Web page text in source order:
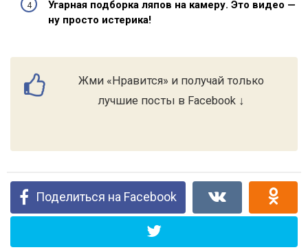
Угарная подборка ляпов на камеру. Это видео —
ну просто истерика!
Жми «Нравится» и получай только
лучшие посты в Facebook ↓
Поделиться на Facebook